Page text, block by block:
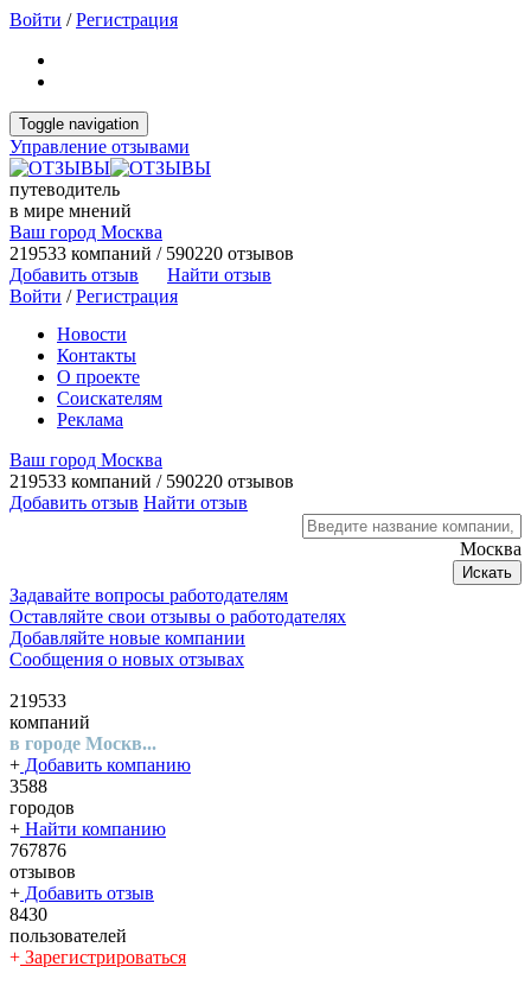
Войти /Регистрация
Toggle navigation
Управление отзывами
путеводитель
в мире мнений
Ваш город Москва
219533 компаний / 590220 отзывов
Добавить отзыв
Найти отзыв
Войти /Регистрация
Новости
Контакты
О проекте
Соискателям
Реклама
Ваш город Москва
219533 компаний / 590220 отзывов
Добавить отзыв Найти отзыв
Москва
Искать
Задавайте вопросы работодателям
Оставляйте свои отзывы о работодателях
Добавляйте новые компании
Сообщения о новых отзывах
219533
компаний
в городе Москв...
+ Добавить компанию
3588
городов
+ Найти компанию
767876
отзывов
+ Добавить отзыв
8430
пользователей
+ Зарегистрироваться